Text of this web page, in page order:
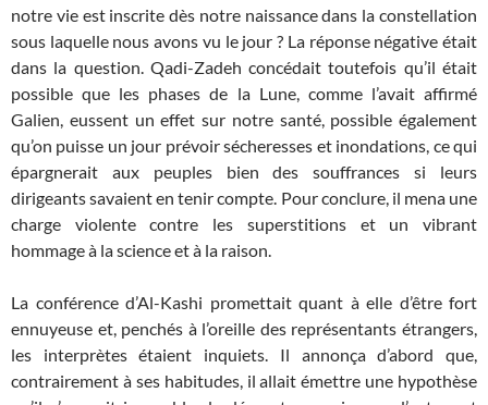
notre vie est inscrite dès notre naissance dans la constellation
sous laquelle nous avons vu le jour ? La réponse négative était
dans la question. Qadi-Zadeh concédait toutefois qu’il était
possible que les phases de la Lune, comme l’avait affirmé
Galien, eussent un effet sur notre santé, possible également
qu’on puisse un jour prévoir sécheresses et inondations, ce qui
épargnerait aux peuples bien des souffrances si leurs
dirigeants savaient en tenir compte. Pour conclure, il mena une
charge violente contre les superstitions et un vibrant
hommage à la science et à la raison.
La conférence d’Al-Kashi promettait quant à elle d’être fort
ennuyeuse et, penchés à l’oreille des représentants étrangers,
les interprètes étaient inquiets. Il annonça d’abord que,
contrairement à ses habitudes, il allait émettre une hypothèse